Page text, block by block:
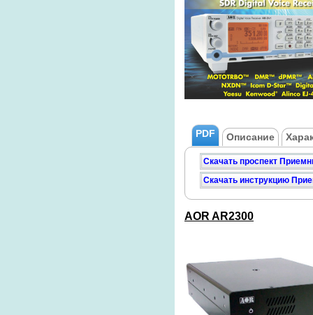
PDF Описание
Скачать проспект
Скачать инструкцию
AOR AR2300